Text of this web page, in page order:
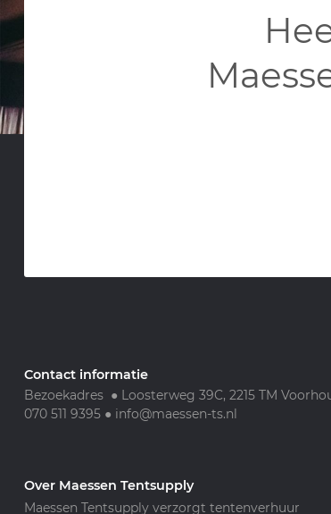
Contact informatie
Bezoekadres ● Loosterweg 39C, 2215 TM
070 511 9395● info@maessen-ts.nl
Over Maessen Tentsupply
Maessen Tentsupply verzorgt tentenverhuur